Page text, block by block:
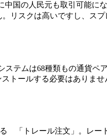
国の人民元も取引可能に
リスクは高いですし、ス
ステムは68種類もの通貨ペ
トールする必要はありま
「トレール注文」。レー